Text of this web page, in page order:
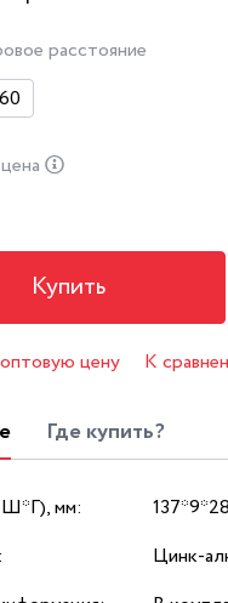
расстояние
Купить
цену К
Где купить?
мм:
137*9*28
Цинк-